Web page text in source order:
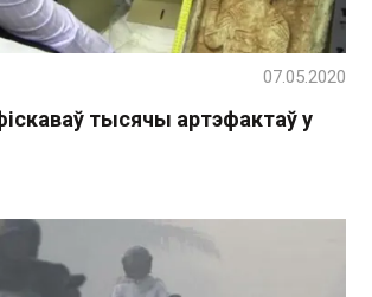
тысячы артэфактаў у
07.05.2020